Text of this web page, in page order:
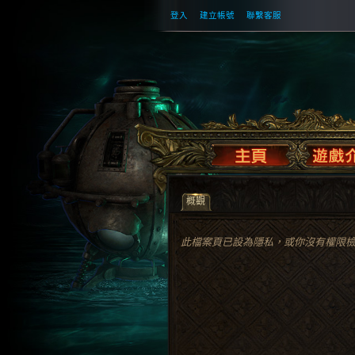
登入 建立帳號 聯繫客服
概觀
此檔案頁已設為隱私，或你沒有權限